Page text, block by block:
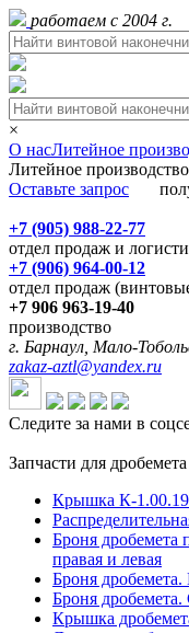
работаем с 2004 г.
×
О насЛитейное
Литейное производство
Оставьте запрос
+7 (905) 988-22-77
отдел продаж и
+7 (906) 964-00-12
отдел продаж
+7 906 963-19-40
производство
г. Барнаул, Мало-
zakaz-aztl@yandex.ru
Следите за нами в
Запчасти для дробемета
Крышка К-
Броня дробемета
правая и левая
Броня дробемета.
Броня дробемета.
Крышка